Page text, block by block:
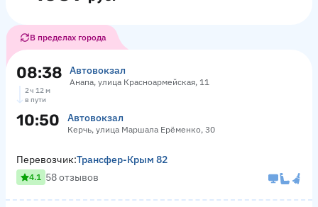
В пределах города
08:38 Автовокзал
Анапа, улица Красноармейская, 11
2 ч 12 м
в пути
10:50 Автовокзал
Керчь, улица Маршала Ерёменко, 30
Перевозчик:Трансфер-Крым 82
4.1 58 отзывов